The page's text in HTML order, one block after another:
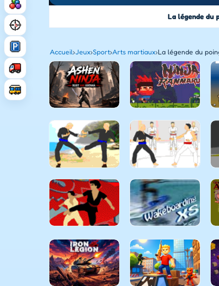
La légende du
Accueil›Jeux›Sport›Arts martiaux›La légende du